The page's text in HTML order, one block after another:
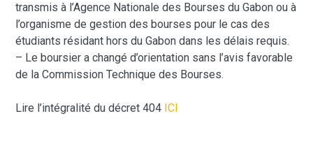
transmis à l’Agence Nationale des Bourses du Gabon ou à
l’organisme de gestion des bourses pour le cas des
étudiants résidant hors du Gabon dans les délais requis.
– Le boursier a changé d’orientation sans l’avis favorable
de la Commission Technique des Bourses.
Lire l’intégralité du décret 404 ICI